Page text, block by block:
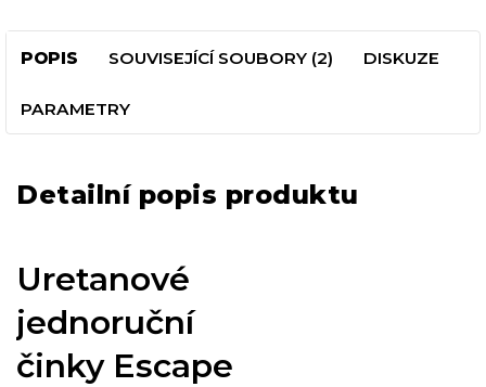
POPIS SOUVISEJÍCÍ SOUBORY (2) DISKUZE
PARAMETRY
Detailní popis produktu
Uretanové
jednoruční
činky Escape